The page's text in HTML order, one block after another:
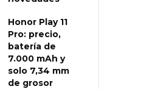
Honor Play 11
Pro: precio,
batería de
7.000 mAh y
solo 7,34 mm
de grosor